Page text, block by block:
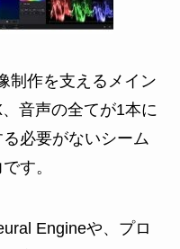
制作を支えるメイン
音声の全てが1本に
必要がないシーム
す。
Engineや、プロ